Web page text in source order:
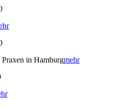
in Hamburgmehr